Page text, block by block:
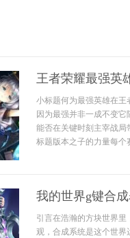
王者荣耀最强英
小标题何为最强英雄在
因为最强并非一成不变
能否在关键时刻主宰战
标题版本之子的力量每个
我的世界g键合
引言在浩瀚的方块世界
观，合成系统是这个世界